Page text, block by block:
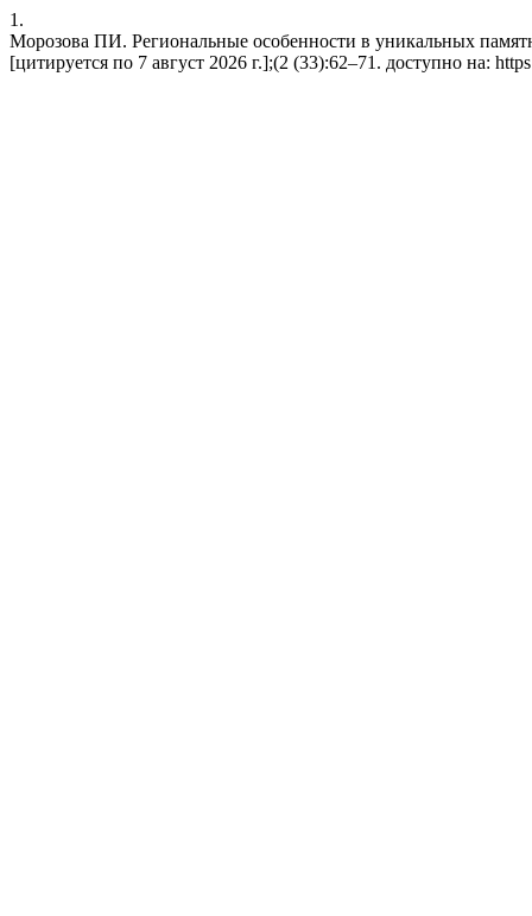
1.
Морозова ПИ. Региональные особенности в уникальных
[цитируется по 7 август 2026 г.];(2 (33):62–71. доступно на: